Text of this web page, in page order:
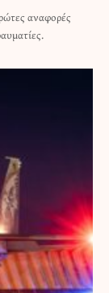
αναφορές